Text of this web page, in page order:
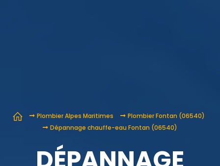
Plombier Alpes Maritimes
Plombier Fontan (06540)
Dépannage chauffe-eau Fontan (06540)